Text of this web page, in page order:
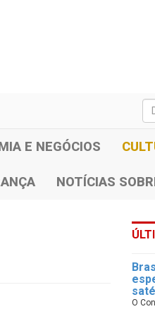
E NEGÓCIOS
NOTÍCIAS
O